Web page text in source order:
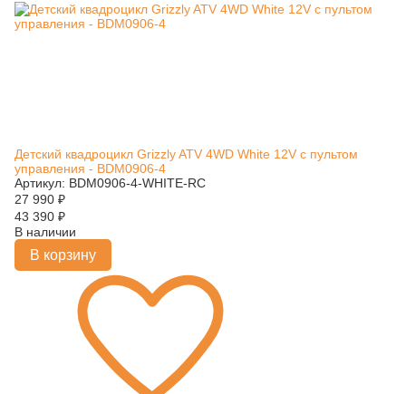
Детский квадроцикл Grizzly ATV 4WD White 12V с пультом
управления - BDM0906-4
Артикул: BDM0906-4-WHITE-RC
27 990 ₽
43 390 ₽
В наличии
В корзину